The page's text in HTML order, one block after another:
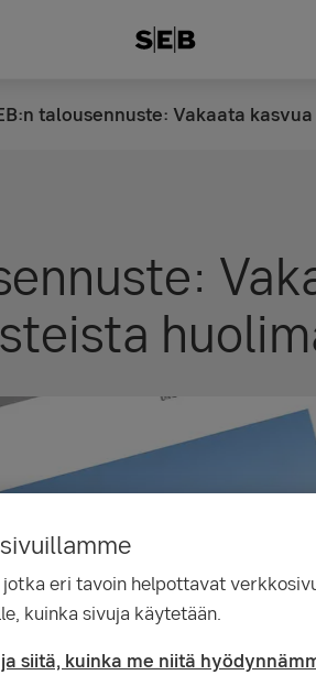
talousennuste: Vakaata
eri tavoin helpottavat
kuinka sivuja käytetään.
siitä, kuinka me niitä